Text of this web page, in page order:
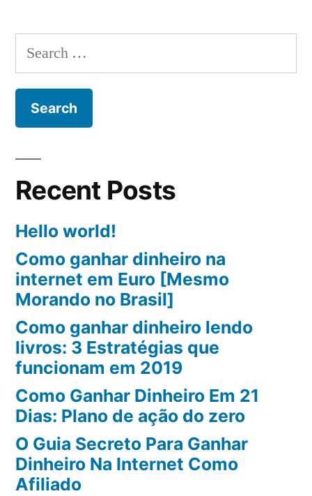
Na
10
Search
for:
Recent Posts
Hello world!
Como ganhar dinheiro na
internet em Euro [Mesmo
Morando no Brasil]
Como ganhar dinheiro lendo
livros: 3 Estratégias que
funcionam em 2019
Como Ganhar Dinheiro Em 21
Dias: Plano de ação do zero
O Guia Secreto Para Ganhar
Dinheiro Na Internet Como
Afiliado